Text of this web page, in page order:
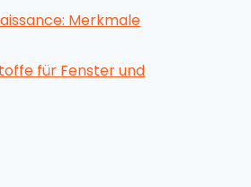
Merkmale
für Fenster und